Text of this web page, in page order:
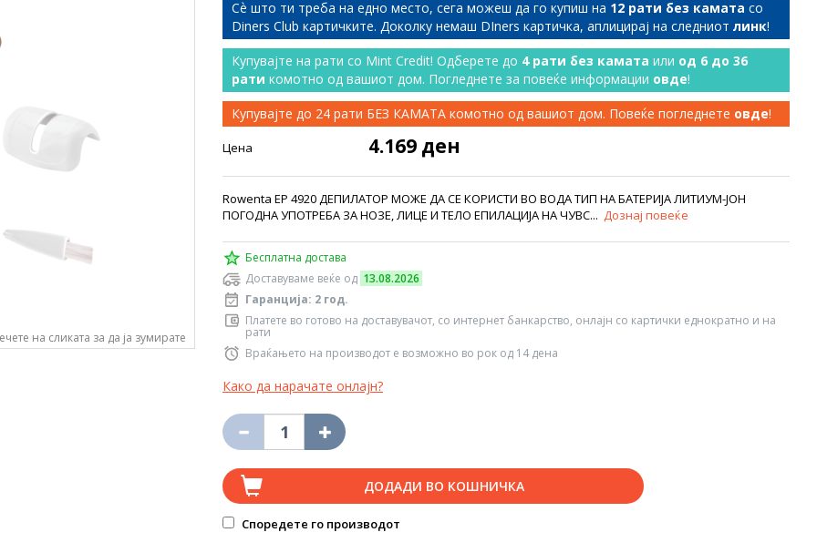
на сликата за да ја зумирате
Сѐ што ти треба на едно место, сега можеш да го купиш на 12 рати без камата со
Diners Club картичките. Доколку немаш DIners картичка, аплицирај на следниот линк!
Купувајте на рати со Mint Credit! Одберете до 4 рати без камата или од 6 до 36
рати комотно од вашиот дом. Погледнете за повеќе информации овде!
Купувајте до 24 рати БЕЗ КАМАТА комотно од вашиот дом. Повеќе погледнете овде!
Цена 4.169 ден
Rowenta EP 4920 ДЕПИЛАТОР МОЖЕ ДА СЕ КОРИСТИ ВО ВОДА ТИП НА БАТЕРИЈА ЛИТИУМ-ЈОН
ПОГОДНA УПОТРЕБА ЗА НОЗЕ, ЛИЦЕ И ТЕЛО EПИЛАЦИЈА НА ЧУВС... Дознај повеќе
Бесплатна достава
Доставуваме веќе од 13.08.2026
Гаранција: 2 год.
Платете во готово на доставувачот, со интернет банкарство, онлајн со картички еднократно и на
рати
Враќањето на производот е возможно во рок од 14 дена
Како да нарачате онлајн?
ДОДАДИ ВО КОШНИЧКА
Споредете го производот